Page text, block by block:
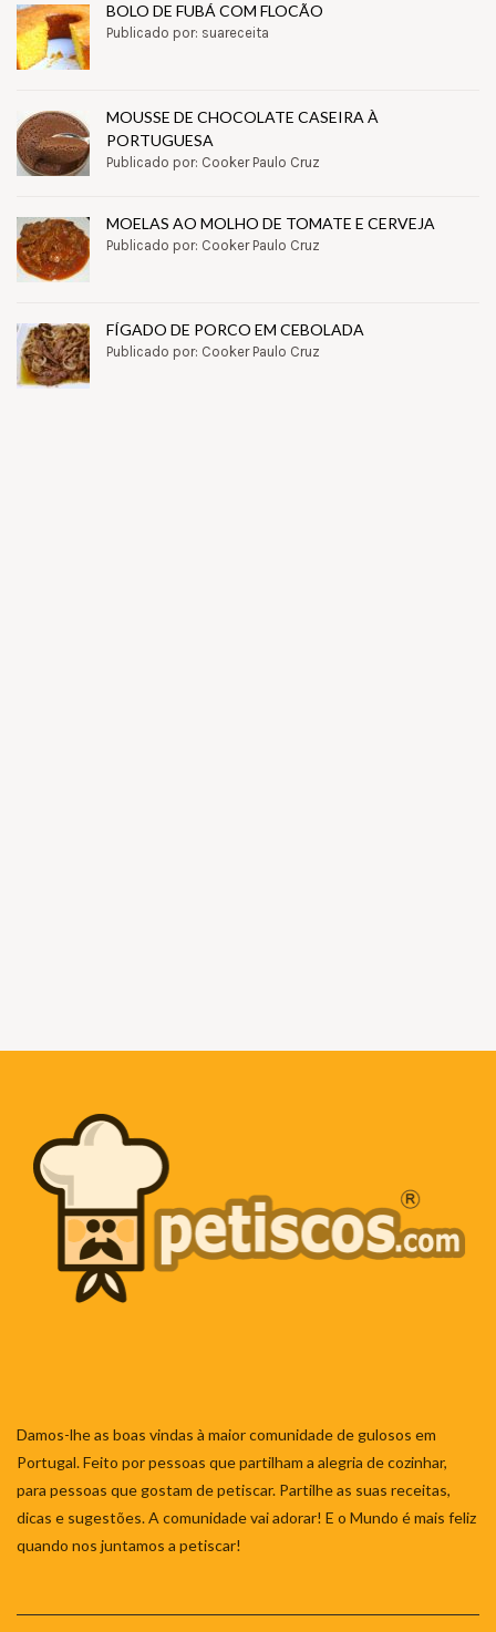
BOLO DE FUBÁ COM FLOCÃO
Publicado por: suareceita
MOUSSE DE CHOCOLATE CASEIRA À
PORTUGUESA
Publicado por: Cooker Paulo Cruz
MOELAS AO MOLHO DE TOMATE E CERVEJA
Publicado por: Cooker Paulo Cruz
FÍGADO DE PORCO EM CEBOLADA
Publicado por: Cooker Paulo Cruz
Damos-lhe as boas vindas à maior comunidade de gulosos em
Portugal. Feito por pessoas que partilham a alegria de cozinhar,
para pessoas que gostam de petiscar. Partilhe as suas receitas,
dicas e sugestões. A comunidade vai adorar! E o Mundo é mais feliz
quando nos juntamos a petiscar!